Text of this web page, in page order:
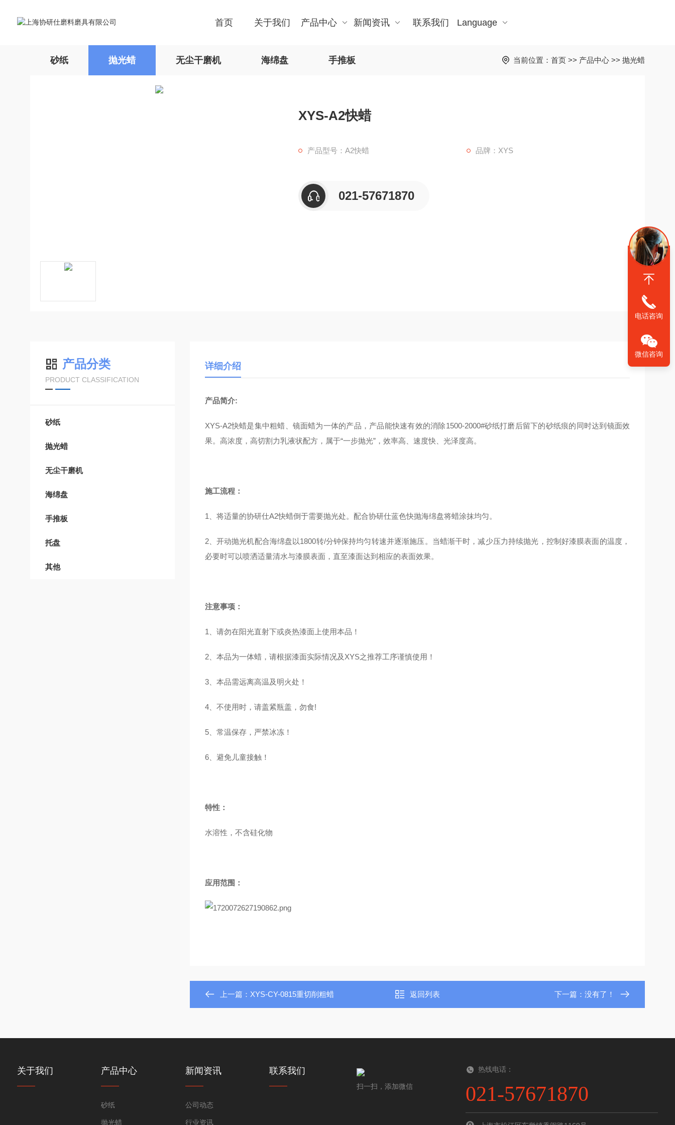
首页 关于我们 产品中心 新闻资讯 联系我们 Language
砂纸 抛光蜡 无尘干磨机 海绵盘 手推板 当前位置： 首页 >> 产品中心 >> 抛光蜡
XYS-A2快蜡
产品型号：A2快蜡 品牌：XYS
021-57671870
产品分类
PRODUCT CLASSIFICATION
砂纸
抛光蜡
无尘干磨机
海绵盘
手推板
托盘
其他
详细介绍
产品简介:
XYS-A2快蜡是集中粗蜡、镜面蜡为一体的产品，产品能快速有效的消除1500-2000#砂纸打磨后留下的砂纸痕的同时达到镜面效
果。高浓度，高切割力乳液状配方，属于“一步抛光”，效率高、速度快、光泽度高。
施工流程：
1、将适量的协研仕A2快蜡倒于需要抛光处。配合协研仕蓝色快抛海绵盘将蜡涂抹均匀。
2、开动抛光机配合海绵盘以1800转/分钟保持均匀转速并逐渐施压。当蜡渐干时，减少压力持续抛光，控制好漆膜表面的温度，
必要时可以喷洒适量清水与漆膜表面，直至漆面达到相应的表面效果。
注意事项：
1、请勿在阳光直射下或炎热漆面上使用本品！
2、本品为一体蜡，请根据漆面实际情况及XYS之推荐工序谨慎使用！
3、本品需远离高温及明火处！
4、不使用时，请盖紧瓶盖，勿食!
5、常温保存，严禁冰冻！
6、避免儿童接触！
特性：
水溶性，不含硅化物
应用范围：
上一篇： XYS-CY-0815重切削粗蜡 返回列表 下一篇：没有了！
关于我们 产品中心
砂纸
抛光蜡
新闻资讯
公司动态
行业资讯
联系我们
扫一扫，添加微信
热线电话：
021-57671870
电话咨询
微信咨询